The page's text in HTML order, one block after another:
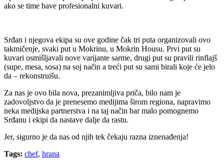
ako se time bave profesionalni kuvari.
Srđan i njegova ekipa su ove godine čak tri puta organizovali ovo
takmičenje, svaki put u Mokrinu, u Mokrin Housu. Prvi put su
kuvari osmišljavali nove varijante sarme, drugi put su pravili rinflajš
(supe, mesa, sosa) na soj način a treći put su sami birali koje će jelo
da – rekonstruišu.
Za nas je ovo bila nova, prezanimljiva priča, bilo nam je
zadovoljstvo da je prenesemo medijima širom regiona, napravimo
neka medijska partnerstva i na taj način bar malo pomognemo
Srđanu i ekipi da nastave dalje da rastu.
Jer, sigurno je da nas od njih tek čekaju razna iznenađenja!
Tags: chef, hrana